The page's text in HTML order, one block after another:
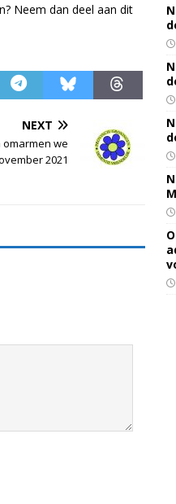
Neem dan deel aan dit
NEXT
omarmen we
2021